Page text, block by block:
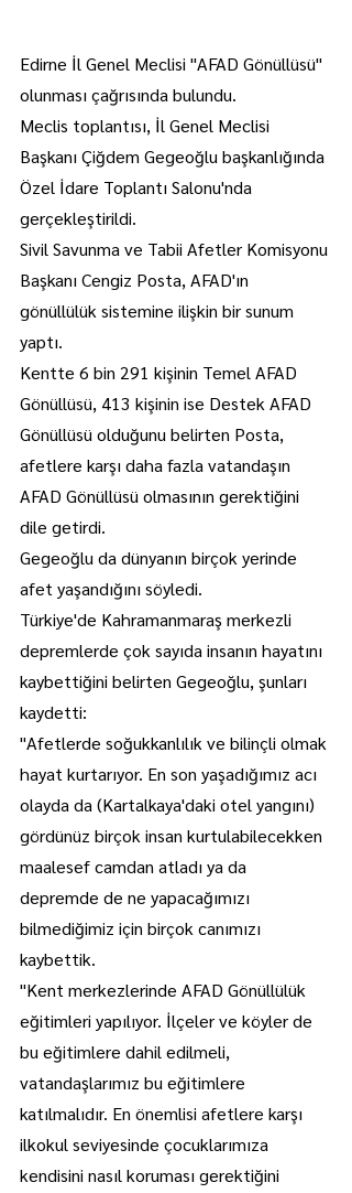
Edirne İl Genel Meclisi "AFAD Gönüllüsü"
olunması çağrısında bulundu.
Meclis toplantısı, İl Genel Meclisi
Başkanı Çiğdem Gegeoğlu başkanlığında
Özel İdare Toplantı Salonu'nda
gerçekleştirildi.
Sivil Savunma ve Tabii Afetler Komisyonu
Başkanı Cengiz Posta, AFAD'ın
gönüllülük sistemine ilişkin bir sunum
yaptı.
Kentte 6 bin 291 kişinin Temel AFAD
Gönüllüsü, 413 kişinin ise Destek AFAD
Gönüllüsü olduğunu belirten Posta,
afetlere karşı daha fazla vatandaşın
AFAD Gönüllüsü olmasının gerektiğini
dile getirdi.
Gegeoğlu da dünyanın birçok yerinde
afet yaşandığını söyledi.
Türkiye'de Kahramanmaraş merkezli
depremlerde çok sayıda insanın hayatını
kaybettiğini belirten Gegeoğlu, şunları
kaydetti:
"Afetlerde soğukkanlılık ve bilinçli olmak
hayat kurtarıyor. En son yaşadığımız acı
olayda da (Kartalkaya'daki otel yangını)
gördünüz birçok insan kurtulabilecekken
maalesef camdan atladı ya da
depremde de ne yapacağımızı
bilmediğimiz için birçok canımızı
kaybettik.
"Kent merkezlerinde AFAD Gönüllülük
eğitimleri yapılıyor. İlçeler ve köyler de
bu eğitimlere dahil edilmeli,
vatandaşlarımız bu eğitimlere
katılmalıdır. En önemlisi afetlere karşı
ilkokul seviyesinde çocuklarımıza
kendisini nasıl koruması gerektiğini